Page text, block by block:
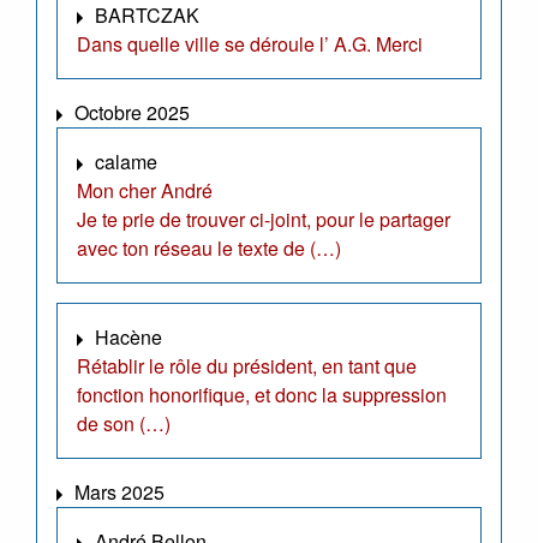
BARTCZAK
Dans quelle ville se déroule l’ A.G. Merci
Octobre 2025
calame
Mon cher André
Je te prie de trouver ci-joint, pour le partager
avec ton réseau le texte de (…)
Hacène
Rétablir le rôle du président, en tant que
fonction honorifique, et donc la suppression
de son (…)
Mars 2025